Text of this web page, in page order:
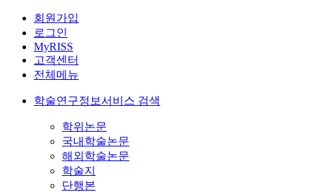
회원가입
로그인
MyRISS
고객센터
전체메뉴
학술연구정보서비스 검색
학위논문
국내학술논문
해외학술논문
학술지
단행본